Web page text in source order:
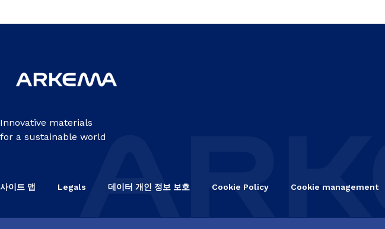
Innovative materials
for a sustainable world
사이트 맵 Legals 데이터 개인 정보 보호 Cookie Policy Cookie management